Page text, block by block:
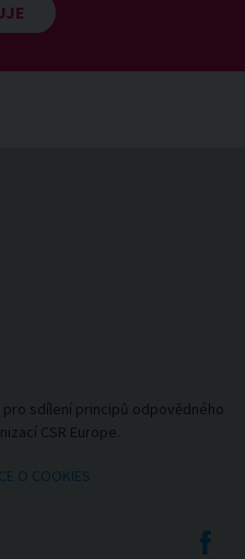
sdílení principů odpovědného
CSR Europe.
O COOKIES